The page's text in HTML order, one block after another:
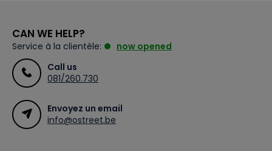
CAN WE HELP?
Service à la clientèle:
now opened
Call us
081/260.730
Envoyez un email
info@ostreet.be